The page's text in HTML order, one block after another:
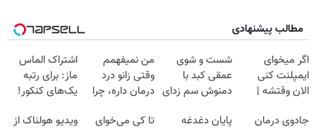
مطالب پیشنهادی
اگر میخوای
ایمپلنت کنی
الان وقتشه |
میلیون تومان!!!
شست و شوی
عمقی کبد با
دمنوش سم زدای
من نمیفهمم
وقتی زانو درد
درمان داره، چرا
تحمل میکنی؟❗
اشتراک الماس
ماز: برای رتبه
یک‌های کنکور!
جادوی درمان
پایان دغدغه
تا کی می‌خوای
ویدیو هولناک از